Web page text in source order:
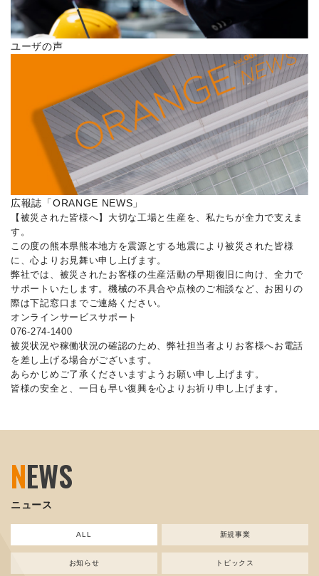
ユーザの声
広報誌「ORANGE NEWS」
【被災された皆様へ】大切な工場と生産を、私たちが全力で支えま
す。
この度の熊本県熊本地方を震源とする地震により被災された皆様
に、心よりお見舞い申し上げます。
弊社では、被災されたお客様の生産活動の早期復旧に向け、全力で
サポートいたします。機械の不具合や点検のご相談など、お困りの
際は下記窓口までご連絡ください。
オンラインサービスサポート
076-274-1400
被災状況や稼働状況の確認のため、弊社担当者よりお客様へお電話
を差し上げる場合がございます。
あらかじめご了承くださいますようお願い申し上げます。
皆様の安全と、一日も早い復興を心よりお祈り申し上げます。
NEWS
ニュース
ALL 新規事業
お知らせ トピックス